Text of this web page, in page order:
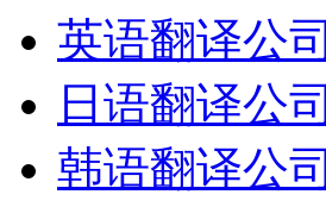
英语翻译公司
日语翻译公司
韩语翻译公司